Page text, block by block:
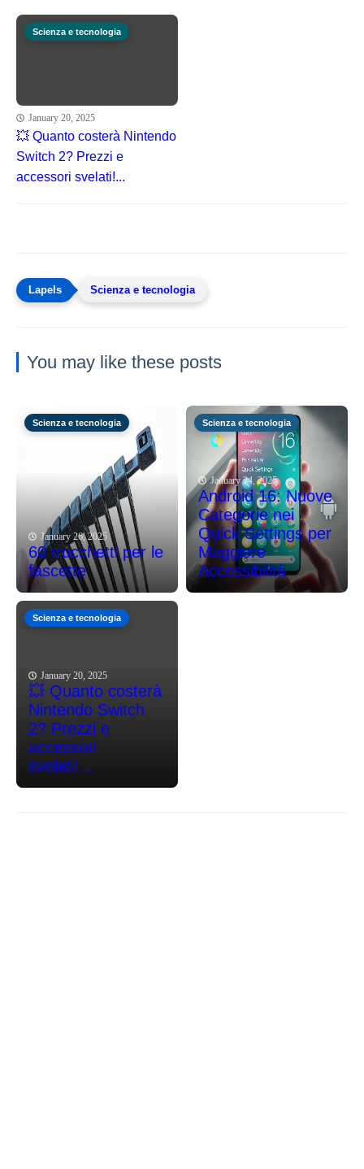
Scienza e tecnologia
January 20, 2025
💥 Quanto costerà Nintendo
Switch 2? Prezzi e
accessori svelati!...
Scienza e tecnologia
You may like these posts
Scienza e tecnologia
January 26, 2025
60 trucchetti per le
fascette
Scienza e tecnologia
January 24, 2025
Android 16: Nuove
Categorie nei
Quick Settings per
Maggiore
Accessibilità
Scienza e tecnologia
January 20, 2025
💥 Quanto costerà
Nintendo Switch
2? Prezzi e
accessori
svelati!...